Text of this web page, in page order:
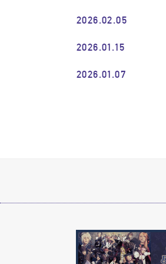
2026.02.05
2026.01.15
2026.01.07